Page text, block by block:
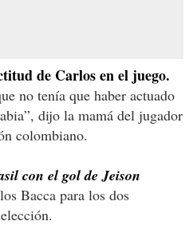
de Carlos en el juego.
no tenía que haber actuado
dijo la mamá del jugador
colombiano.
con el gol de Jeison
Bacca para los dos